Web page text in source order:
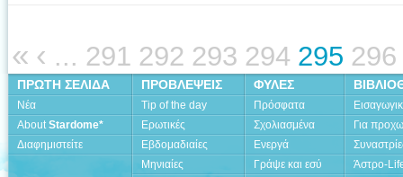
« ‹ ... 291 292 293 294 295 296
ΠΡΩΤΗ ΣΕΛΙΔΑ
Νέα
AboutStardome*
Διαφημιστείτε
ΠΡΟΒΛΕΨΕΙΣ
Tip of the day
Ερωτικές
Εβδομαδιαίες
Μηνιαίες
ΦΥΛΕΣ
Πρόσφατα
Σχολιασμένα
Ενεργά
Γράψε και εσύ
Για
Άστρο-